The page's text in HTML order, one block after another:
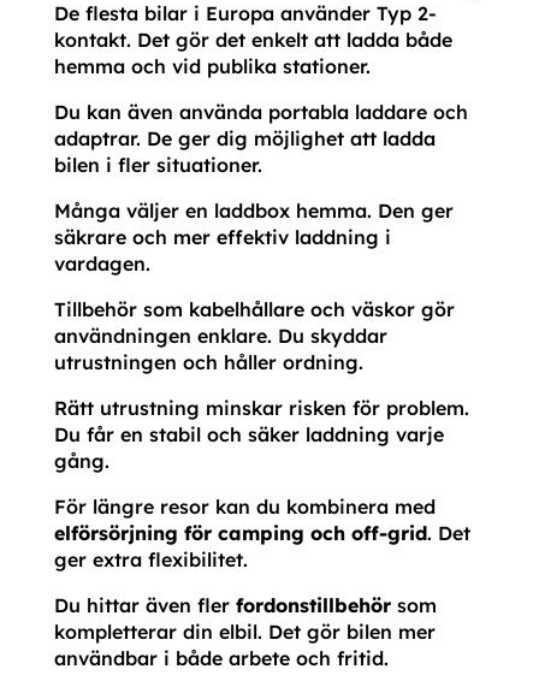
De flesta bilar i Europa använder Typ 2-
kontakt. Det gör det enkelt att ladda både
hemma och vid publika stationer.
Du kan även använda portabla laddare och
adaptrar. De ger dig möjlighet att ladda
bilen i fler situationer.
Många väljer en laddbox hemma. Den ger
säkrare och mer effektiv laddning i
vardagen.
Tillbehör som kabelhållare och väskor gör
användningen enklare. Du skyddar
utrustningen och håller ordning.
Rätt utrustning minskar risken för problem.
Du får en stabil och säker laddning varje
gång.
För längre resor kan du kombinera med
elförsörjning för camping och off-grid. Det
ger extra flexibilitet.
Du hittar även fler fordonstillbehörsom
kompletterar din elbil. Det gör bilen mer
användbar i både arbete och fritid.